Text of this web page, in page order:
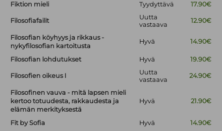
Fiktion mieli Tyydyttävä 17.90€
Filosofiafailit
Uutta
vastaava
12.90€
Filosofian köyhyys ja rikkaus -
nykyfilosofian kartoitusta
Hyvä 14.90€
Filosofian lohdutukset Hyvä 19.90€
Filosofien oikeus I
Uutta
vastaava
24.90€
Filosofinen vauva - mitä lapsen mieli
kertoo totuudesta, rakkaudesta ja
elämän merkityksestä
Hyvä 21.90€
Fit by Sofia Hyvä
14.90€